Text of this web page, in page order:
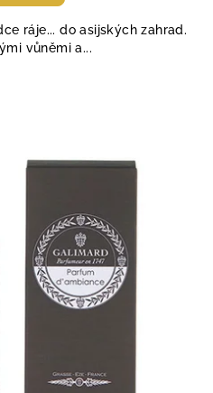
z
5
ráje... do asijských zahrad.
vůněmi a...